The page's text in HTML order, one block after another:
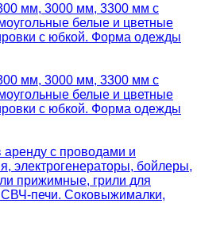
мм, 3000 мм, 3300 мм с
белые и цветные
с юбкой. Форма одежды
мм, 3000 мм, 3300 мм с
белые и цветные
с юбкой. Форма одежды
аренду с проводами и
электрогенераторы, бойлеры,
прижимные, грили для
СВЧ-печи. Соковыжималки,